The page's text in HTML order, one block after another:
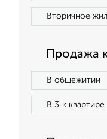
Вторичное
Продажа
В общежитии
В 3‑к квартире